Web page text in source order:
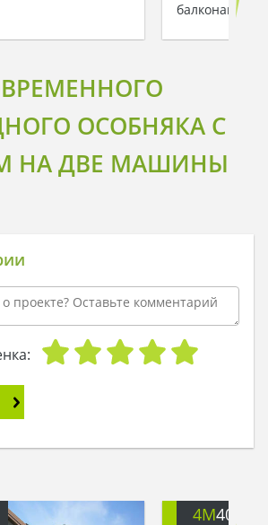
балконами
ОСОБНЯКА С
НА ДВЕ МАШИНЫ
4M401